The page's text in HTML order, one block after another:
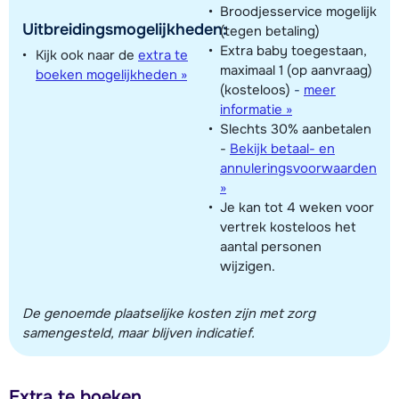
Uitbreidingsmogelijkheden:
Kijk ook naar de extra te
boeken mogelijkheden »
Broodjesservice mogelijk
(tegen betaling)
Extra baby toegestaan,
maximaal 1 (op aanvraag)
(kosteloos) - meer
informatie »
Slechts 30% aanbetalen
- Bekijk betaal- en
annuleringsvoorwaarden
»
Je kan tot 4 weken voor
vertrek kosteloos het
aantal personen
wijzigen.
De genoemde plaatselijke kosten zijn met zorg
samengesteld, maar blijven indicatief.